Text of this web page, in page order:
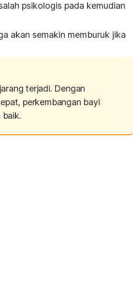
psikologis pada kemudian
akan semakin memburuk jika
terjadi. Dengan
perkembangan bayi
baik.